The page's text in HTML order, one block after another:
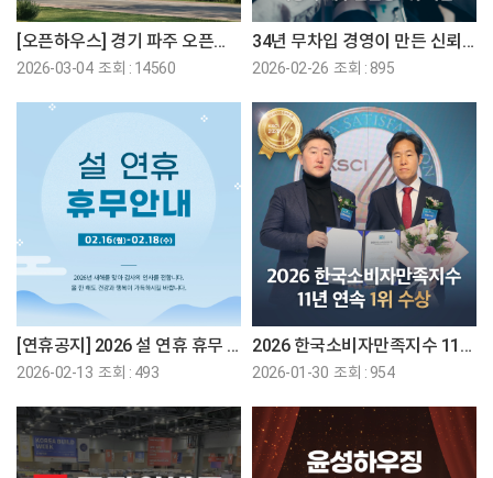
[오픈하우스] 경기 파주 오픈하우스에 초대합니다
2026-03-04 조회 : 14560
34년 무차입 경영이 만든 신뢰의 뿌리
2026-02-26 조회 : 895
[연휴공지] 2026 설 연휴 휴무 일정 안내
2026-02-13 조회 : 493
2026 한국소비자만족지수 11년 연속 1위 수상
2026-01-30 조회 : 954